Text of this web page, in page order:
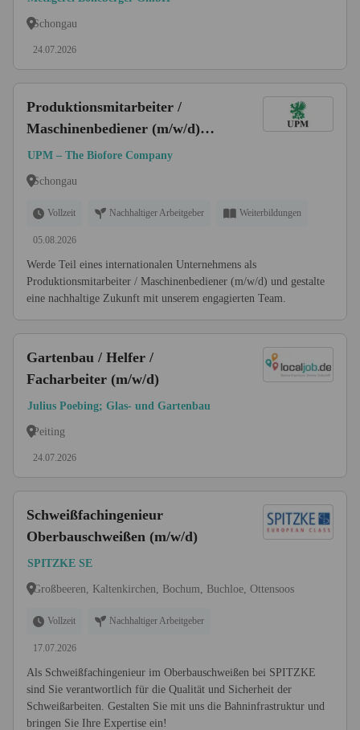
Schongau
24.07.2026
Produktionsmitarbeiter /
Maschinenbediener (m/w/d)
Quereinsteiger willkommen
UPM – The Biofore Company
Schongau
Vollzeit Nachhaltiger Arbeitgeber Weiterbildungen
05.08.2026
Werde Teil eines internationalen Unternehmens als
Produktionsmitarbeiter / Maschinenbediener (m/w/d) und gestalte
eine nachhaltige Zukunft mit unserem engagierten Team.
Gartenbau / Helfer /
Facharbeiter (m/w/d)
Julius Poebing; Glas- und Gartenbau
Peiting
24.07.2026
Schweißfachingenieur
Oberbauschweißen (m/w/d)
SPITZKE SE
Großbeeren, Kaltenkirchen, Bochum, Buchloe, Ottensoos
Vollzeit Nachhaltiger Arbeitgeber
17.07.2026
Als Schweißfachingenieur im Oberbauschweißen bei SPITZKE
sind Sie verantwortlich für die Qualität und Sicherheit der
Schweißarbeiten. Gestalten Sie mit uns die Bahninfrastruktur und
bringen Sie Ihre Expertise ein!